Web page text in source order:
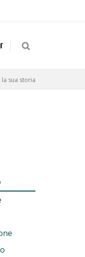
la sua storia